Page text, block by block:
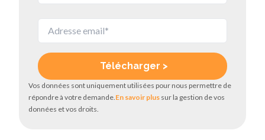
Vos données sont uniquement utilisées pour nous permettre de
répondre à votre demande.En savoir plus sur la gestion de vos
données et vos droits.